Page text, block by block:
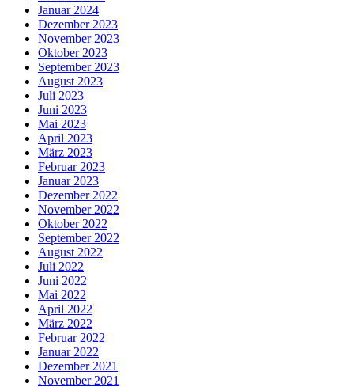
Januar 2024
Dezember 2023
November 2023
Oktober 2023
September 2023
August 2023
Juli 2023
Juni 2023
Mai 2023
April 2023
März 2023
Februar 2023
Januar 2023
Dezember 2022
November 2022
Oktober 2022
September 2022
August 2022
Juli 2022
Juni 2022
Mai 2022
April 2022
März 2022
Februar 2022
Januar 2022
Dezember 2021
November 2021